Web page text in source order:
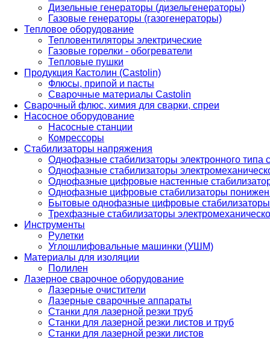
Дизельные генераторы (дизельгенераторы)
Газовые генераторы (газогенераторы)
Тепловое оборудование
Тепловентиляторы электрические
Газовые горелки - обогреватели
Тепловые пушки
Продукция Кастолин (Castolin)
Флюсы, припой и пасты
Сварочные материалы Castolin
Сварочный флюс, химия для сварки, спреи
Насосное оборудование
Насосные станции
Комрессоры
Стабилизаторы напряжения
Однофазные стабилизаторы электронного
Однофазные стабилизаторы
Однофазные цифровые настенные
Однофазные цифровые стабилизаторы
Бытовые однофазные цифровые стабилизаторы
Трехфазные стабилизаторы
Инструменты
Рулетки
Углошлифовальные машинки (УШМ)
Материалы для изоляции
Полилен
Лазерное сварочное оборудование
Лазерные очистители
Лазерные сварочные аппараты
Станки для лазерной резки труб
Станки для лазерной резки листов и труб
Станки для лазерной резки листов